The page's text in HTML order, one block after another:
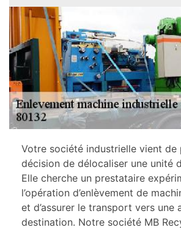
Votre société industrielle vient de
décision de délocaliser une unité
Elle cherche un prestataire
l’opération d’enlèvement de
et d’assurer le transport vers une
destination. Notre société MB